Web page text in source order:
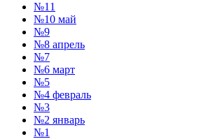
№11
№10 май
№9
№8 апрель
№7
№6 март
№5
№4 февраль
№3
№2 январь
№1